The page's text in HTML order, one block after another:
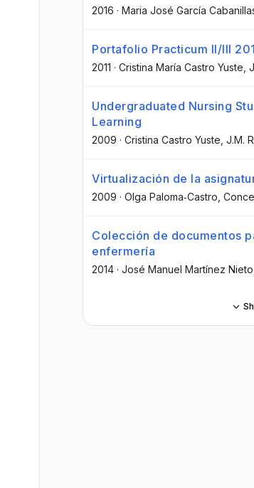
2016 · Maria José García
Portafolio Practicum II/III
2011 · Cristina María Castro Yuste ,
Undergraduated Nursing
Learning
2009 · Cristina Castro Yuste , J.M.
Virtualización de la
2009 · Olga Paloma‐Castro ,
Colección de documentos
enfermería
2014 · José Manuel Martínez Nieto